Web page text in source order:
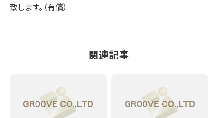
致します。（有償）
関連記事